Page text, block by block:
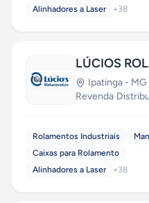
Alinhadores a Laser
+38
LÚCIOS
Ipatinga - MG
Revenda·
Rolamentos Industriais
Caixas para Rolamento
Alinhadores a Laser
+38